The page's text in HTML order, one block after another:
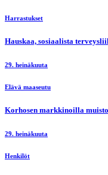
Harrastukset
Hauskaa, sosiaalista
29. heinäkuuta
Elävä maaseutu
Korhosen markkinoilla
29. heinäkuuta
Henkilöt